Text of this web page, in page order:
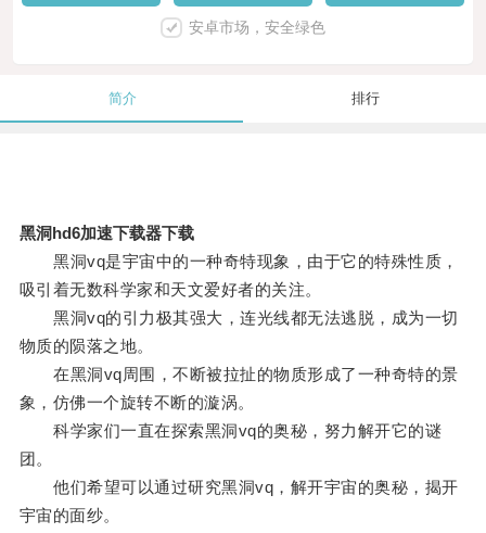
安卓市场，安全绿色
简介 排行
黑洞hd6加速下载器下载
黑洞vq是宇宙中的一种奇特现象，由于它的特殊性质，
吸引着无数科学家和天文爱好者的关注。
黑洞vq的引力极其强大，连光线都无法逃脱，成为一切
物质的陨落之地。
在黑洞vq周围，不断被拉扯的物质形成了一种奇特的景
象，仿佛一个旋转不断的漩涡。
科学家们一直在探索黑洞vq的奥秘，努力解开它的谜
团。
他们希望可以通过研究黑洞vq，解开宇宙的奥秘，揭开
宇宙的面纱。